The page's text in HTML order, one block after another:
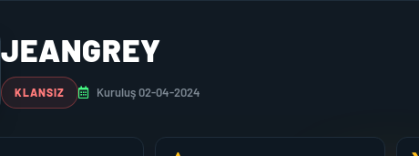
JEANGREY
KLANSIZ Kuruluş 02-04-2024